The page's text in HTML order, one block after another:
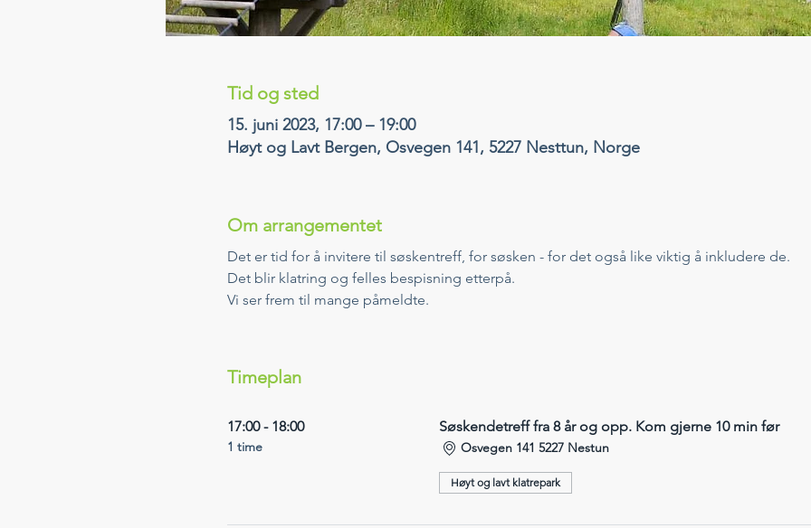
Tid og sted
15. juni 2023, 17:00 – 19:00
Høyt og Lavt Bergen, Osvegen 141, 5227 Nesttun, Norge
Om arrangementet
Det er tid for å invitere til søskentreff, for søsken - for det også like viktig å inkludere de.
Det blir klatring og felles bespisning etterpå.
Vi ser frem til mange påmeldte.
Timeplan
17:00 - 18:00
1 time
Søskendetreff fra 8 år og opp. Kom gjerne 10 min før
Osvegen 141 5227 Nestun
Høyt og lavt klatrepark